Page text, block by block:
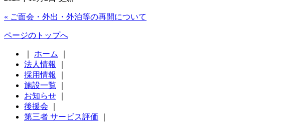
« ご面会・外出・外泊等の再開について
ページのトップへ
ホーム
法人情報
採用情報
施設一覧
お知らせ
後援会
第三者 サービス評価